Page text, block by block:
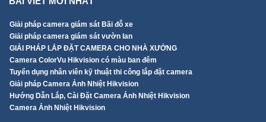
Giải pháp camera giám sát Bãi đỗ xe
Giải pháp camera giám sát vườn lan
GIẢI PHÁP LẮP ĐẶT CAMERA CHO NHÀ XƯỞNG
Camera ColorVu Hikvision có màu ban đêm
Tuyển dụng nhân viên kỹ thuật thi công lắp đặt camera
Giải pháp Camera Ảnh Nhiệt Hikvision
Hướng Dẫn Lắp, Cài Đặt Camera Ảnh Nhiệt Hikvision
Camera Ảnh Nhiệt Hikvision